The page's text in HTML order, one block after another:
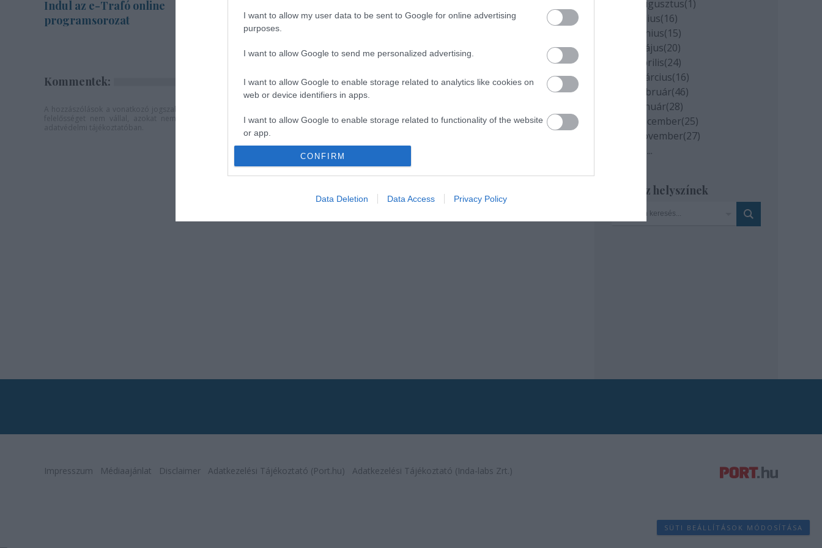
I want to allow my user data to be sent to Google for online advertising
purposes.
I want to allow Google to send me personalized advertising.
I want to allow Google to enable storage related to analytics like cookies on
web or device identifiers in apps.
I want to allow Google to enable storage related to functionality of the website
or app.
I want to allow Google to enable storage related to personalization.
authentication functionality and fraud prevention, and other user protection.
CONFIRM
Data Deletion Data Access Privacy Policy
Indul az e-Trafó online
programsorozat
Veszprémi Petőfi Színház
érzékenyítő fesztiválja
zenekarral és tánccal
Kommentek:
felelősséget nem vállal, azokat nem ellenőrzi. Kifogás esetén forduljon a blog szerkesztőjéhez. Részletek aFelhasználási feltételekben és az
2020 augusztus(1)
2020 július(16)
2020 június(15)
2020 május(20)
2020 április(24)
2020 március(16)
2020 február(46)
2020 január(28)
2019 december(25)
2019 november(27)
...
Szinház helyszínek
Impresszum Médiaajánlat Disclaimer Adatkezelési Tájékoztató (Port.hu) Adatkezelési Tájékoztató (Inda-labs Zrt.)
SÜTI BEÁLLÍTÁSOK MÓDOSÍTÁSA